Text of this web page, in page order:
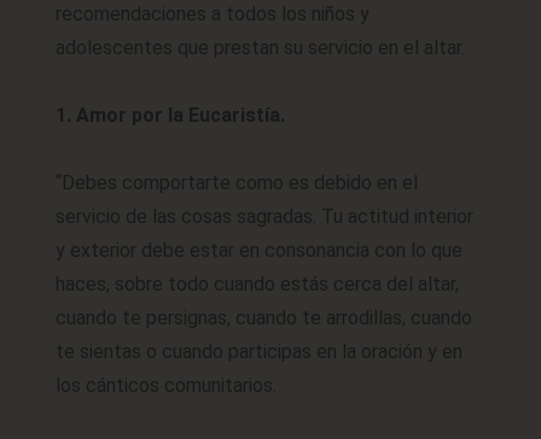
recomendaciones a todos los niños y
adolescentes que prestan su servicio en el altar.
1. Amor por la Eucaristía.
“Debes comportarte como es debido en el
servicio de las cosas sagradas. Tu actitud interior
y exterior debe estar en consonancia con lo que
haces, sobre todo cuando estás cerca del altar,
cuando te persignas, cuando te arrodillas, cuando
te sientas o cuando participas en la oración y en
los cánticos comunitarios.